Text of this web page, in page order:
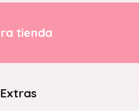
tienda
Extras